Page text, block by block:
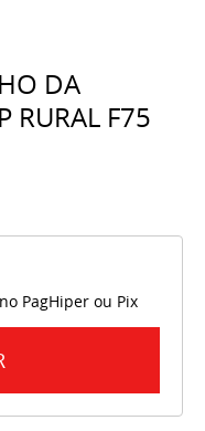
DA
RURAL F75
no PagHiper ou Pix